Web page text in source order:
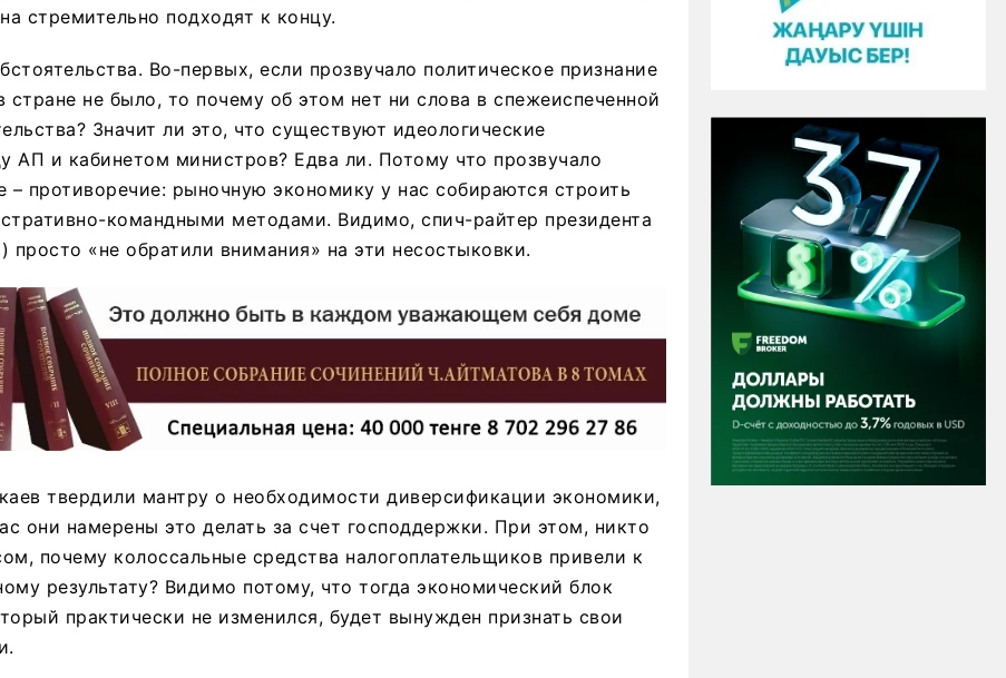
стремительно подходят к концу.
Во-первых, если прозвучало политическое признание
стране не было, то почему об этом нет ни слова в спежеиспеченной
Значит ли это, что существуют идеологические
АП и кабинетом министров? Едва ли. Потому что прозвучало
– противоречие: рыночную экономику у нас собираются строить
командными методами. Видимо, спич-райтер президента
просто «не обратили внимания» на эти несостыковки.
твердили мантру о необходимости диверсификации экономики,
они намерены это делать за счет господдержки. При этом, никто
почему колоссальные средства налогоплательщиков привели к
результату? Видимо потому, что тогда экономический блок
практически не изменился, будет вынужден признать свои